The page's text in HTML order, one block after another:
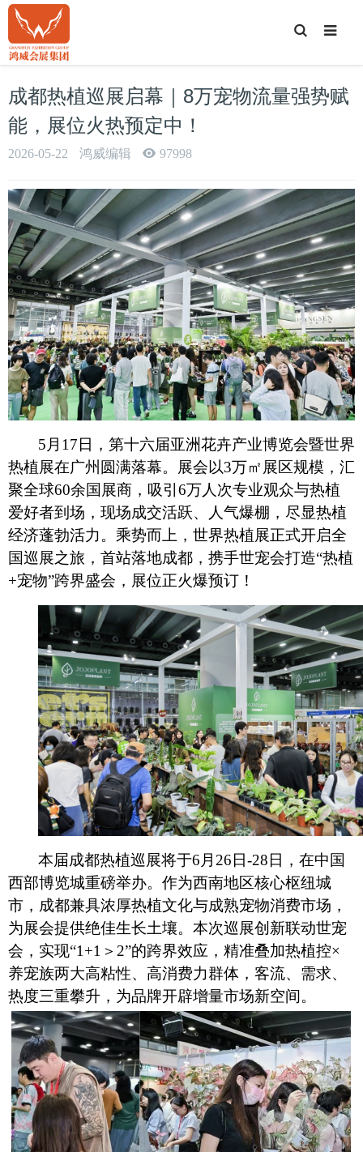
T
o
g
e
S
e
成都热植巡展启幕｜8万宠物流量强势赋
能，展位火热预定中！
2026-05-22 鸿威编辑 97998
5月17日，第十六届亚洲花卉产业博览会暨世界
热植展在广州圆满落幕。展会以3万㎡展区规模，汇
聚全球60余国展商，吸引6万人次专业观众与热植
爱好者到场，现场成交活跃、人气爆棚，尽显热植
经济蓬勃活力。乘势而上，世界热植展正式开启全
国巡展之旅，首站落地成都，携手世宠会打造“热植
+宠物”跨界盛会，展位正火爆预订！
本届成都热植巡展将于6月26日-28日，在中国
西部博览城重磅举办。作为西南地区核心枢纽城
市，成都兼具浓厚热植文化与成熟宠物消费市场，
为展会提供绝佳生长土壤。本次巡展创新联动世宠
会，实现“1+1＞2”的跨界效应，精准叠加热植控×
养宠族两大高粘性、高消费力群体，客流、需求、
热度三重攀升，为品牌开辟增量市场新空间。